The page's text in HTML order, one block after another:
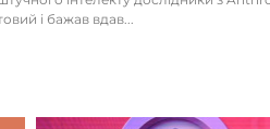
і бажав вдав...